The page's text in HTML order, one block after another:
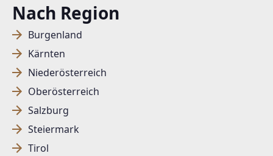
Nach Region
Burgenland
Kärnten
Niederösterreich
Oberösterreich
Salzburg
Steiermark
Tirol